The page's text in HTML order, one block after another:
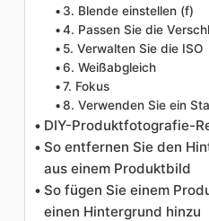
3. Blende einstellen (f)
4. Passen Sie die
5. Verwalten Sie die ISO
6. Weißabgleich
7. Fokus
8. Verwenden Sie ein
DIY-Produktfotografie-
So entfernen Sie den
aus einem Produktbild
So fügen Sie einem
einen Hintergrund hinzu